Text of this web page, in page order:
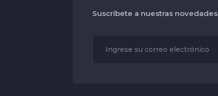
Suscríbete a nuestras novedades